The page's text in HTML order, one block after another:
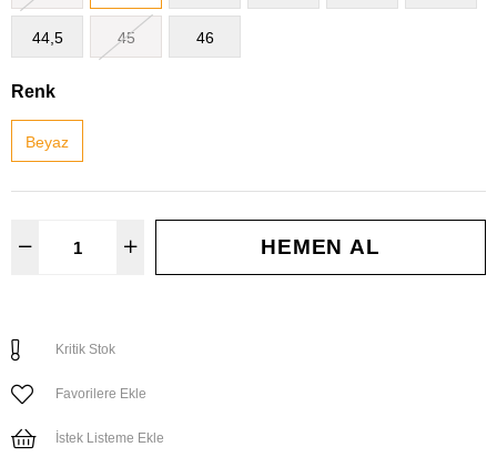
44,5 45 46
Renk
Beyaz
Kritik Stok
Favorilere Ekle
İstek Listeme Ekle